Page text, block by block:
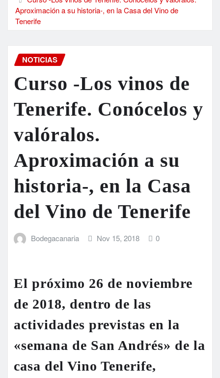
Aproximación a su historia-, en la Casa del Vino de
Tenerife
NOTICIAS
Curso -Los vinos de
Tenerife. Conócelos y
valóralos.
Aproximación a su
historia-, en la Casa
del Vino de Tenerife
Bodegacanaria Nov 15, 2018 0
El próximo 26 de noviembre
de 2018, dentro de las
actividades previstas en la
«semana de San Andrés» de la
casa del Vino Tenerife,